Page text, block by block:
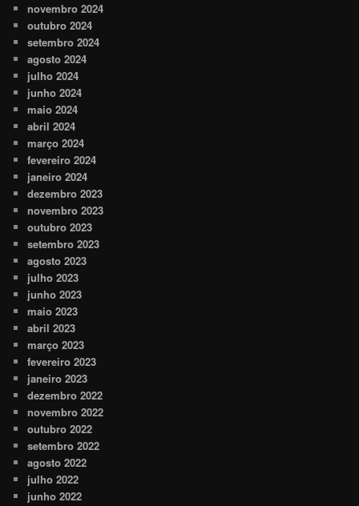
novembro 2024
outubro 2024
setembro 2024
agosto 2024
julho 2024
junho 2024
maio 2024
abril 2024
março 2024
fevereiro 2024
janeiro 2024
dezembro 2023
novembro 2023
outubro 2023
setembro 2023
agosto 2023
julho 2023
junho 2023
maio 2023
abril 2023
março 2023
fevereiro 2023
janeiro 2023
dezembro 2022
novembro 2022
outubro 2022
setembro 2022
agosto 2022
julho 2022
junho 2022